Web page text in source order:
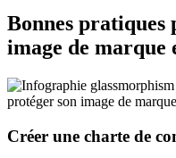
Bonnes pratiques
image de marque
Créer une charte de